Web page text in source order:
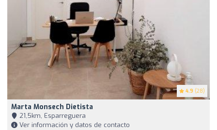
4.9 (28)
Marta Monsech Dietista
21,5km, Esparreguera
Ver información y datos de contacto